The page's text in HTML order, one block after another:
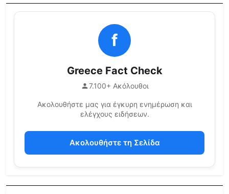
f
Greece Fact Check
7.100+ Ακόλουθοι
Ακολουθήστε μας για έγκυρη ενημέρωση και
ελέγχους ειδήσεων.
Ακολουθήστε τη Σελίδα